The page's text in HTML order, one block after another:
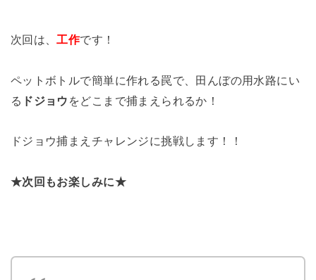
次回は、工作です！
ペットボトルで簡単に作れる罠で、田んぼの用水路にい
る ドジョウ をどこまで捕まえられるか！
ドジョウ捕まえチャレンジに挑戦します！！
★次回もお楽しみに★